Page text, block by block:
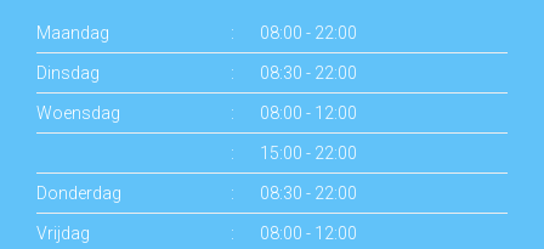
Maandag : 08:00 - 22:00
Dinsdag : 08:30 - 22:00
Woensdag : 08:00 - 12:00
: 15:00 - 22:00
Donderdag : 08:30 - 22:00
Vrijdag : 08:00 - 12:00